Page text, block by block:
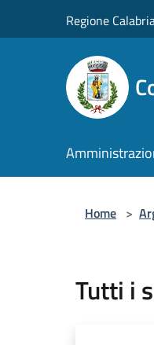
Regione
Home >
Tutti i